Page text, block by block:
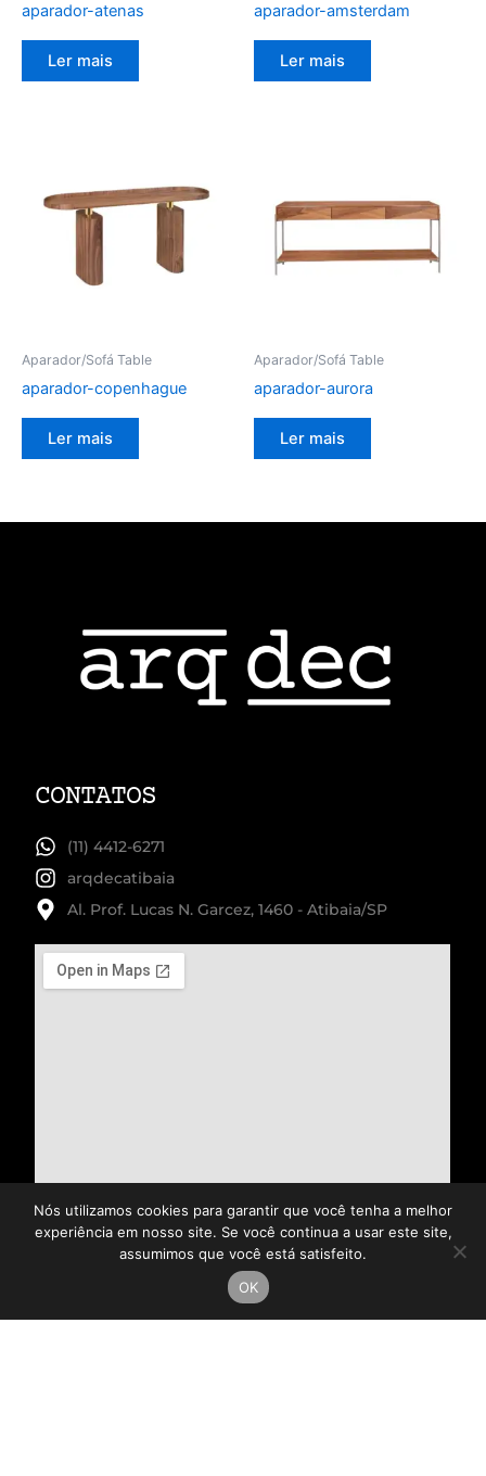
aparador-atenas
Ler mais
aparador-amsterdam
Ler mais
Aparador/Sofá Table
aparador-copenhague
Ler mais
Aparador/Sofá Table
aparador-aurora
Ler mais
CONTATOS
(11) 4412-6271
arqdecatibaia
Al. Prof. Lucas N. Garcez, 1460 - Atibaia/SP
Nós utilizamos cookies para garantir que você tenha a melhor
experiência em nosso site. Se você continua a usar este site,
assumimos que você está satisfeito.
OK